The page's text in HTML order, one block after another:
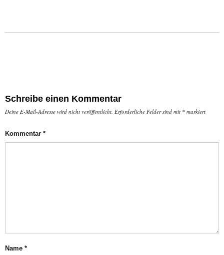
Schreibe einen Kommentar
Deine E-Mail-Adresse wird nicht veröffentlicht. Erforderliche Felder sind mit * markiert
Kommentar *
Name *